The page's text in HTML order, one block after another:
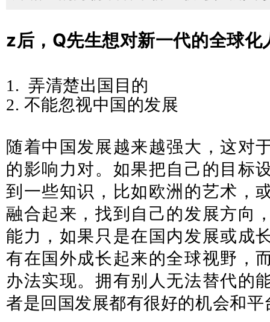
z后，Q先生想对新一代的全球化
1.弄清楚出国目的
2. 不能忽视中国的发展
随着中国发展越来越强大，这对
的影响力对。如果把自己的目标
到一些知识，比如欧洲的艺术，
融合起来，找到自己的发展方向
能力，如果只是在国内发展或成
有在国外成长起来的全球视野，
办法实现。拥有别人无法替代的
者是回国发展都有很好的机会和平